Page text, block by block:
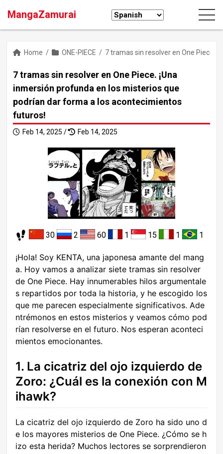
MangaZamurai
Home / ONE-PIECE / 7 tramas sin resolver en One Piece.
7 tramas sin resolver en One Piece. ¡Una
inmersión profunda en los misterios que
podrían dar forma a los acontecimientos
futuros!
Feb 14, 2025 / Feb 14, 2025
30 2 60 1 15 1 1
¡Hola! Soy KENTA, una japonesa amante del mang
a. Hoy vamos a analizar siete tramas sin resolver
de One Piece. Hay innumerables hilos argumentale
s repartidos por toda la historia, y he escogido los
que me parecen especialmente significativos. Ade
ntrémonos en estos misterios y veamos cómo pod
rían resolverse en el futuro. Nos esperan aconteci
mientos emocionantes.
1. La cicatriz del ojo izquierdo de
Zoro: ¿Cuál es la conexión con M
ihawk?
La cicatriz del ojo izquierdo de Zoro ha sido uno d
e los mayores misterios de One Piece. ¿Cómo se h
izo esta herida? Muchos lectores se sorprendieron